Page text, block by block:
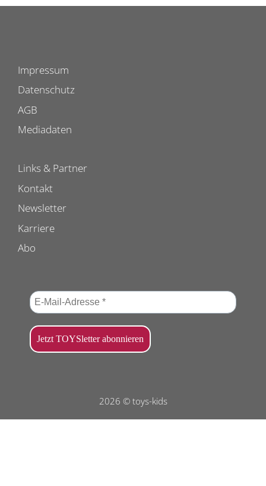
Impressum
Datenschutz
AGB
Mediadaten
Links & Partner
Kontakt
Newsletter
Karriere
Abo
2026 © toys-kids